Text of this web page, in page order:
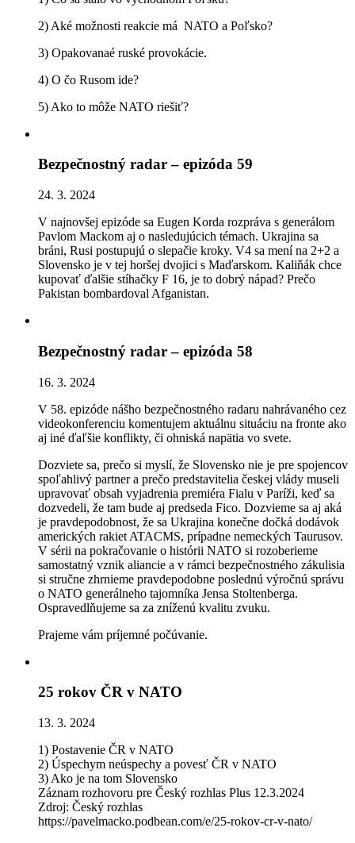
2) Aké možnosti reakcie má NATO a Poľsko?
3) Opakovanaé ruské provokácie.
4) O čo Rusom ide?
5) Ako to môže NATO riešiť?
Bezpečnostný radar – epizóda 59
24. 3. 2024
V najnovšej epizóde sa Eugen Korda rozpráva s generálom
Pavlom Mackom aj o nasledujúcich témach. Ukrajina sa
bráni, Rusi postupujú o slepačie kroky. V4 sa mení na 2+2 a
Slovensko je v tej horšej dvojici s Maďarskom. Kaliňák chce
kupovať ďalšie stíhačky F 16, je to dobrý nápad? Prečo
Pakistan bombardoval Afganistan.
Bezpečnostný radar – epizóda 58
16. 3. 2024
V 58. epizóde nášho bezpečnostného radaru nahrávaného cez
videokonferenciu komentujem aktuálnu situáciu na fronte ako
aj iné ďaľšie konflikty, či ohniská napätia vo svete.
Dozviete sa, prečo si myslí, že Slovensko nie je pre spojencov
spoľahlivý partner a prečo predstavitelia českej vlády museli
upravovať obsah vyjadrenia premiéra Fialu v Paríži, keď sa
dozvedeli, že tam bude aj predseda Fico. Dozvieme sa aj aká
je pravdepodobnost, že sa Ukrajina konečne dočká dodávok
amerických rakiet ATACMS, prípadne nemeckých Taurusov.
V sérii na pokračovanie o histórii NATO si rozoberieme
samostatný vznik aliancie a v rámci bezpečnostného zákulisia
si stručne zhrnieme pravdepodobne poslednú výročnú správu
o NATO generálneho tajomníka Jensa Stoltenberga.
Ospravedlňujeme sa za zníženú kvalitu zvuku.
Prajeme vám príjemné počúvanie.
25 rokov ČR v NATO
13. 3. 2024
1) Postavenie ČR v NATO
2) Úspechym neúspechy a povesť ČR v NATO
3) Ako je na tom Slovensko
Záznam rozhovoru pre Český rozhlas Plus 12.3.2024
Zdroj: Český rozhlas
https://pavelmacko.podbean.com/e/25-rokov-cr-v-nato/